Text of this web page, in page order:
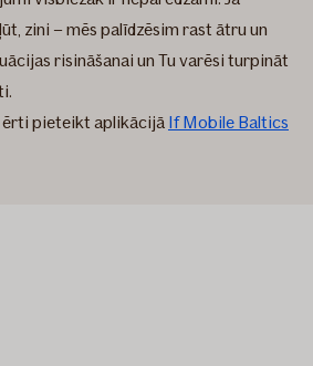
zini – mēs palīdzēsim rast ātru un
risināšanai un Tu varēsi turpināt
pieteikt aplikācijā If Mobile Baltics